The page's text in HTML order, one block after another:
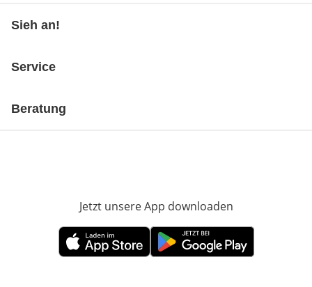
Sieh an!
Service
Beratung
Jetzt unsere App downloaden
Öffnet in neuem FensterÖffnet in neuem Fenster